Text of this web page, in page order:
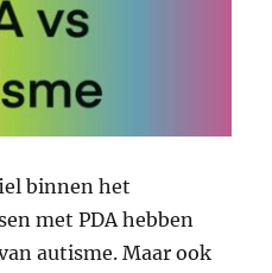
binnen het
met PDA hebben
autisme. Maar ook